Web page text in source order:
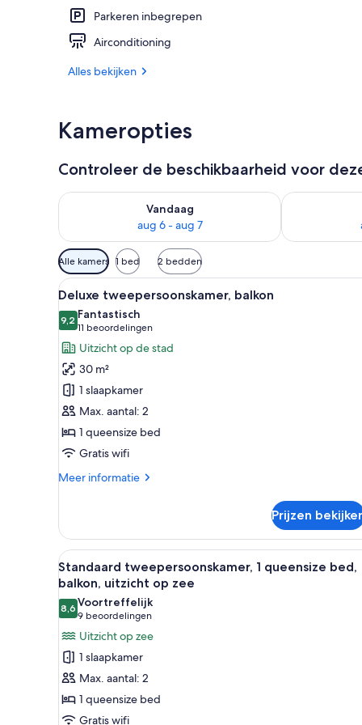
Parkeren inbegrepen
Airconditioning
Alles bekijken
Kameropties
Controleer de beschikbaarheid voor
Vandaag
aug 6 - aug 7
De beschikbaarheid controleren voor vanavond aug
De
Beschikbare
filters
voor
kamers
Alle kamers 1 bed 2 bedden
Alle
foto's
voor
Deluxe
tweepersoonskamer,
balkon
laden
Een netjes opgemaakt bed
10
Deluxe tweepersoonskamer, balkon
9,29,2 van 10
Fantastisch
11 beoordelingen
(11
beoordelingen)
Uitzicht op de stad
30 m²
1 slaapkamer
Max. aantal: 2
1 queensize bed
Gratis wifi
Meer informatie
Meer
tweepersoonskamer,
balkon
Prijzen
Alle
foto's
voor
Standaard
tweepersoonskamer,
queensize
bed,
balkon,
Een netjes opgemaakt bed
12
Standaard tweepersoonskamer, 1 queensize bed,
balkon, uitzicht op zee
8,68,6 van 10
Voortreffelijk
9 beoordelingen
(9
beoordelingen)
Uitzicht op zee
1 slaapkamer
Max. aantal: 2
1 queensize bed
Gratis wifi